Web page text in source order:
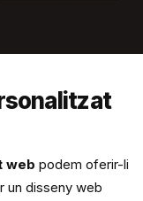
web podem oferir-li
un disseny web